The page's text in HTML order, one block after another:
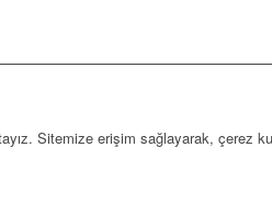
Sitemize erişim sağlayarak, çerez